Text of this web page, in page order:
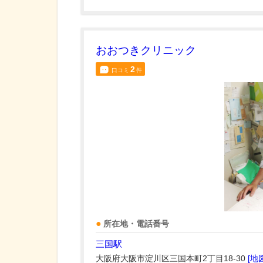
おおつきクリニック
口コミ 2件
所在地・電話番号
三国駅
大阪府大阪市淀川区三国本町2丁目18-30 [地